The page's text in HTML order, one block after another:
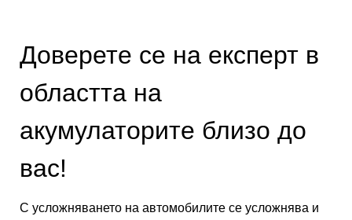
Доверете се на експерт в
областта на
акумулаторите близо до
вас!
С усложняването на автомобилите се усложнява и